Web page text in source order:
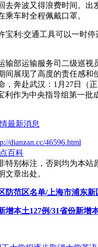
去奔波又得浪费时间。出
乘车时全程佩戴口罩。
宝利:交通工具可以一时
输部运输服务司二级巡视
间展现了高度的责任感和
，奔赴武汉：1月27日（
利作为中央指导组第一批
最新消息
dianzan.cc/46596.html
百科
特别标注，否则均为本站
文章出处。
防范区名单/上海市浦东
增本土127例/31省份新增